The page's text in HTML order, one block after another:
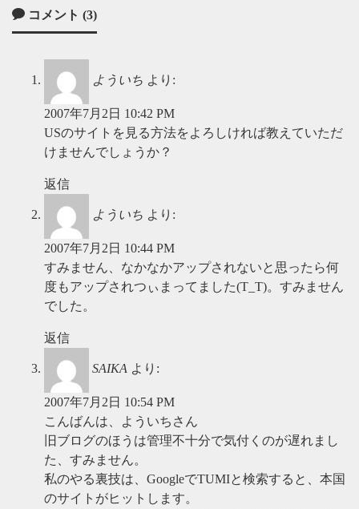
コメント (3)
よういち より:
2007年7月2日 10:42 PM
USのサイトを見る方法をよろしければ教えていただ
けませんでしょうか？
返信
よういち より:
2007年7月2日 10:44 PM
すみません、なかなかアップされないと思ったら何
度もアップされつぃまってました(T_T)。すみません
でした。
返信
SAIKA より:
2007年7月2日 10:54 PM
こんばんは、よういちさん
旧ブログのほうは管理不十分で気付くのが遅れまし
た、すみません。
私のやる裏技は、GoogleでTUMIと検索すると、本国
のサイトがヒットします。